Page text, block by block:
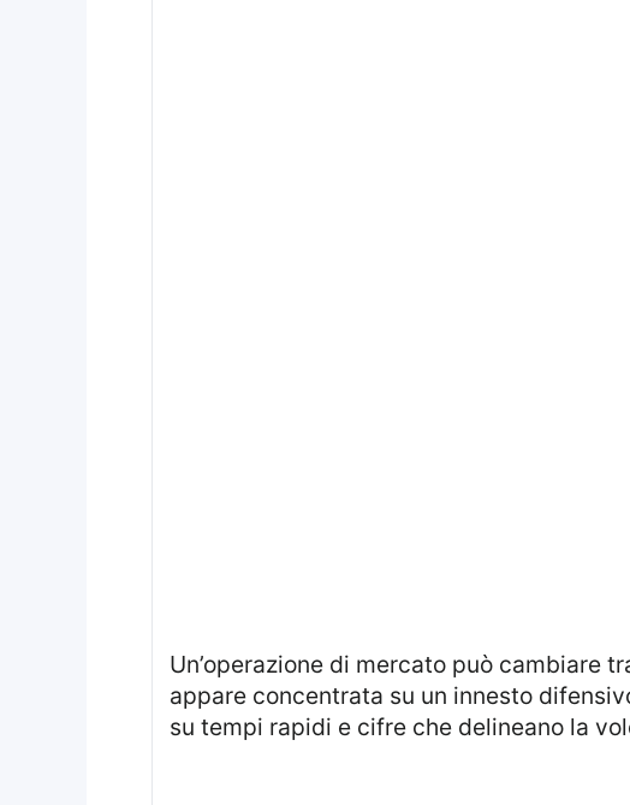
Un’operazione di mercato può cambiare traiettoria anche quando i nomi sono ancora in movimento. La Juventus
appare concentrata su un innesto
su tempi rapidi e cifre che delineano la